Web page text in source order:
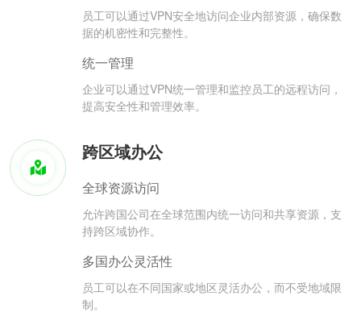
员工可以通过VPN安全地访问企业内部资源，确保数
据的机密性和完整性。
统一管理
企业可以通过VPN统一管理和监控员工的远程访问，
提高安全性和管理效率。
跨区域办公
全球资源访问
允许跨国公司在全球范围内统一访问和共享资源，支
持跨区域协作。
多国办公灵活性
员工可以在不同国家或地区灵活办公，而不受地域限
制。